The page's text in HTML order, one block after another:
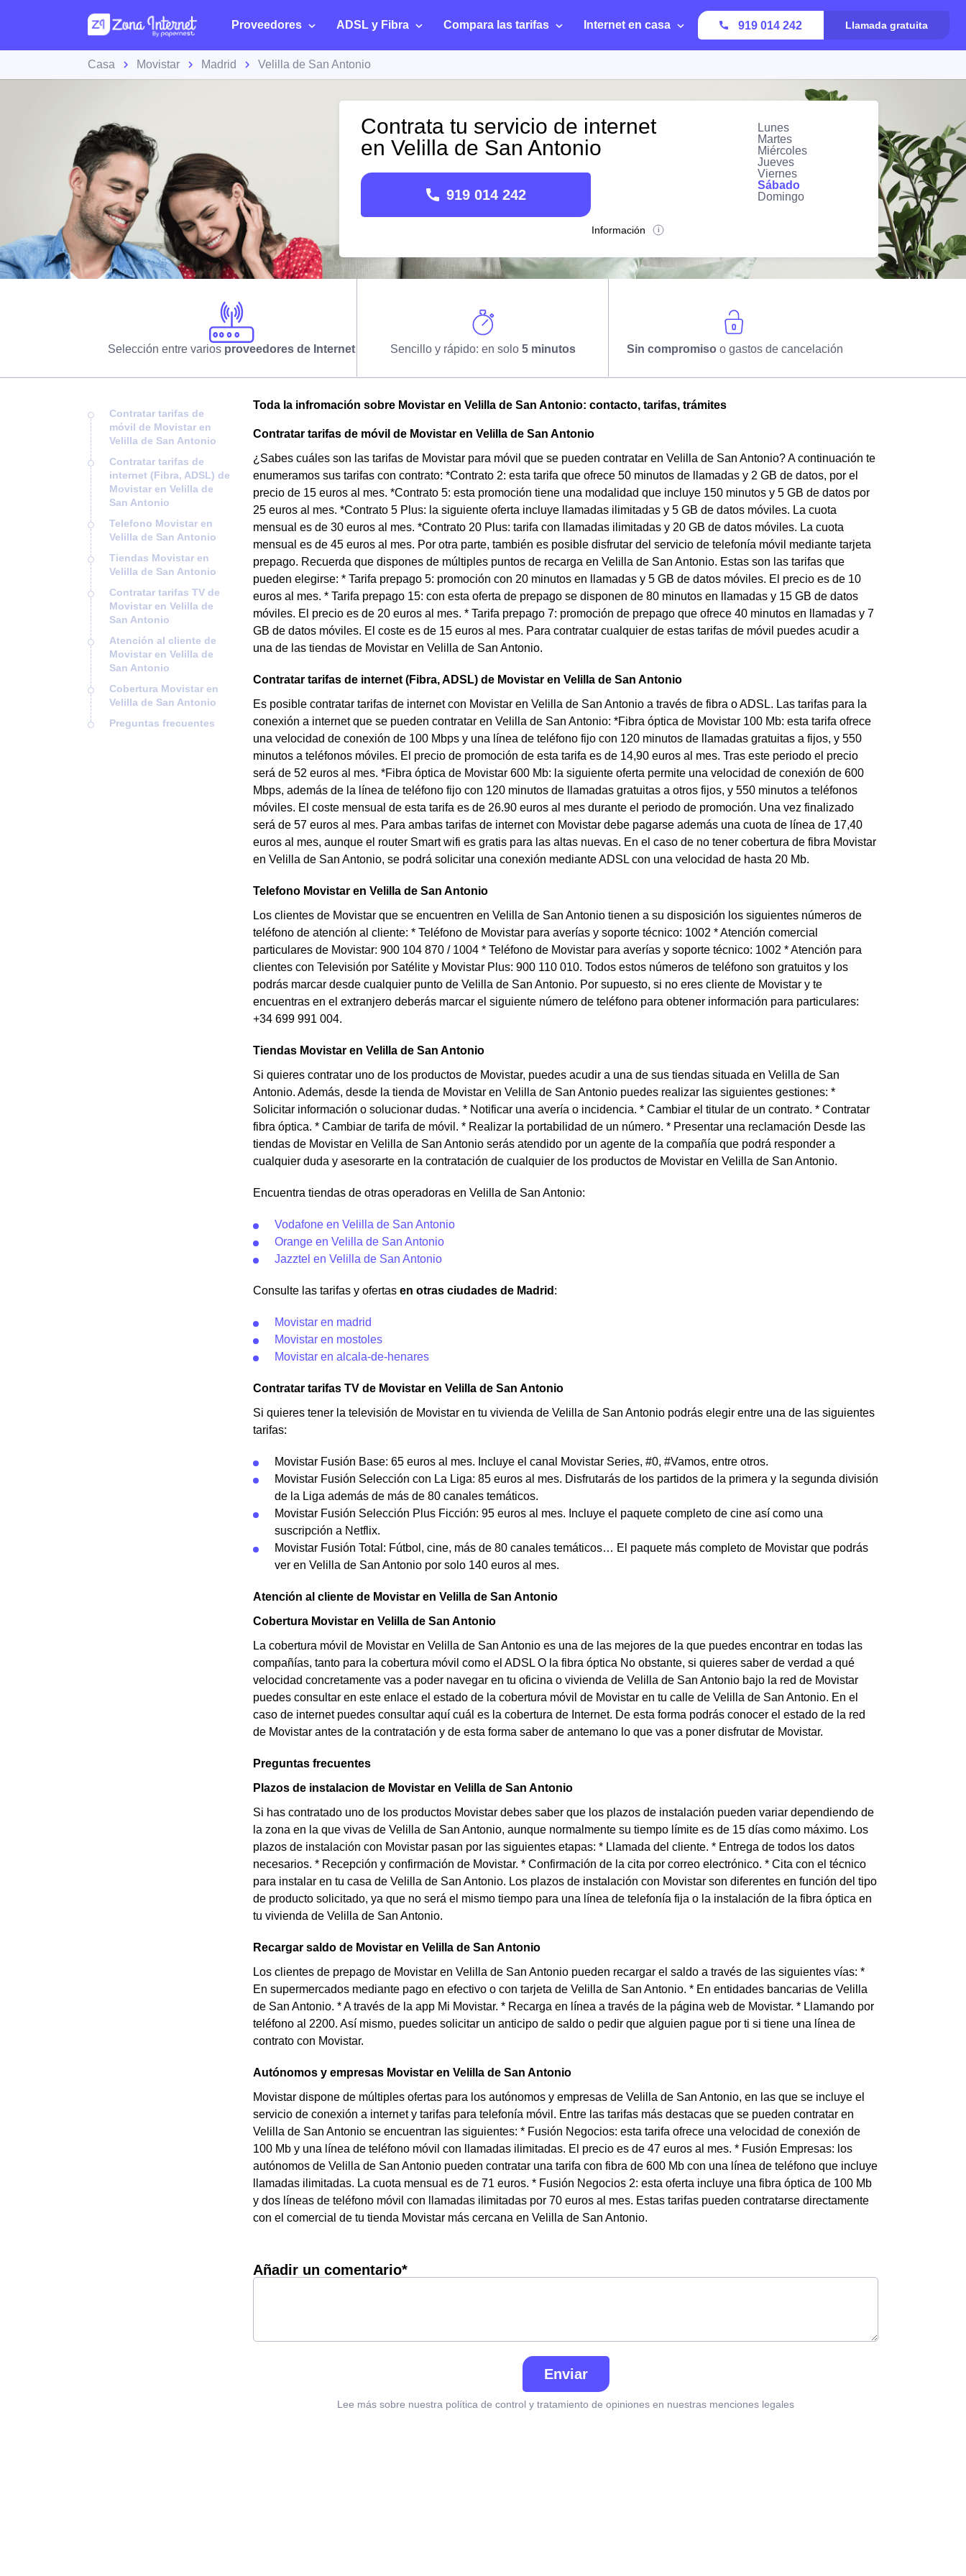
Proveedores ADSL y Fibra Compara las tarifas Internet en casa 919 014 242 Llamada gratuita
Casa Movistar Madrid Velilla de San Antonio
Contrata tu servicio de internet
en Velilla de San Antonio
919 014 242
Información
Lunes
Martes
Miércoles
Jueves
Viernes
Sábado
Domingo
Selección entre varios proveedores de Internet Sencillo y rápido: en solo 5 minutos Sin compromiso o gastos de cancelación
Contratar tarifas de
móvil de Movistar en
Velilla de San Antonio
Contratar tarifas de
internet (Fibra, ADSL) de
Movistar en Velilla de
San Antonio
Telefono Movistar en
Velilla de San Antonio
Tiendas Movistar en
Velilla de San Antonio
Contratar tarifas TV de
Movistar en Velilla de
San Antonio
Atención al cliente de
Movistar en Velilla de
San Antonio
Cobertura Movistar en
Velilla de San Antonio
Preguntas frecuentes
Toda la infromación sobre Movistar en Velilla de San Antonio: contacto, tarifas, trámites
Contratar tarifas de móvil de Movistar en Velilla de San Antonio
¿Sabes cuáles son las tarifas de Movistar para móvil que se pueden contratar en Velilla de San Antonio? A continuación te
enumeramos sus tarifas con contrato: *Contrato 2: esta tarifa que ofrece 50 minutos de llamadas y 2 GB de datos, por el
precio de 15 euros al mes. *Contrato 5: esta promoción tiene una modalidad que incluye 150 minutos y 5 GB de datos por
25 euros al mes. *Contrato 5 Plus: la siguiente oferta incluye llamadas ilimitadas y 5 GB de datos móviles. La cuota
mensual es de 30 euros al mes. *Contrato 20 Plus: tarifa con llamadas ilimitadas y 20 GB de datos móviles. La cuota
mensual es de 45 euros al mes. Por otra parte, también es posible disfrutar del servicio de telefonía móvil mediante tarjeta
prepago. Recuerda que dispones de múltiples puntos de recarga en Velilla de San Antonio. Estas son las tarifas que
pueden elegirse: * Tarifa prepago 5: promoción con 20 minutos en llamadas y 5 GB de datos móviles. El precio es de 10
euros al mes. * Tarifa prepago 15: con esta oferta de prepago se disponen de 80 minutos en llamadas y 15 GB de datos
móviles. El precio es de 20 euros al mes. * Tarifa prepago 7: promoción de prepago que ofrece 40 minutos en llamadas y 7
GB de datos móviles. El coste es de 15 euros al mes. Para contratar cualquier de estas tarifas de móvil puedes acudir a
una de las tiendas de Movistar en Velilla de San Antonio.
Contratar tarifas de internet (Fibra, ADSL) de Movistar en Velilla de San Antonio
Es posible contratar tarifas de internet con Movistar en Velilla de San Antonio a través de fibra o ADSL. Las tarifas para la
conexión a internet que se pueden contratar en Velilla de San Antonio: *Fibra óptica de Movistar 100 Mb: esta tarifa ofrece
una velocidad de conexión de 100 Mbps y una línea de teléfono fijo con 120 minutos de llamadas gratuitas a fijos, y 550
minutos a teléfonos móviles. El precio de promoción de esta tarifa es de 14,90 euros al mes. Tras este periodo el precio
será de 52 euros al mes. *Fibra óptica de Movistar 600 Mb: la siguiente oferta permite una velocidad de conexión de 600
Mbps, además de la línea de teléfono fijo con 120 minutos de llamadas gratuitas a otros fijos, y 550 minutos a teléfonos
móviles. El coste mensual de esta tarifa es de 26.90 euros al mes durante el periodo de promoción. Una vez finalizado
será de 57 euros al mes. Para ambas tarifas de internet con Movistar debe pagarse además una cuota de línea de 17,40
euros al mes, aunque el router Smart wifi es gratis para las altas nuevas. En el caso de no tener cobertura de fibra Movistar
en Velilla de San Antonio, se podrá solicitar una conexión mediante ADSL con una velocidad de hasta 20 Mb.
Telefono Movistar en Velilla de San Antonio
Los clientes de Movistar que se encuentren en Velilla de San Antonio tienen a su disposición los siguientes números de
teléfono de atención al cliente: * Teléfono de Movistar para averías y soporte técnico: 1002 * Atención comercial
particulares de Movistar: 900 104 870 / 1004 * Teléfono de Movistar para averías y soporte técnico: 1002 * Atención para
clientes con Televisión por Satélite y Movistar Plus: 900 110 010. Todos estos números de teléfono son gratuitos y los
podrás marcar desde cualquier punto de Velilla de San Antonio. Por supuesto, si no eres cliente de Movistar y te
encuentras en el extranjero deberás marcar el siguiente número de teléfono para obtener información para particulares:
+34 699 991 004.
Tiendas Movistar en Velilla de San Antonio
Si quieres contratar uno de los productos de Movistar, puedes acudir a una de sus tiendas situada en Velilla de San
Antonio. Además, desde la tienda de Movistar en Velilla de San Antonio puedes realizar las siguientes gestiones: *
Solicitar información o solucionar dudas. * Notificar una avería o incidencia. * Cambiar el titular de un contrato. * Contratar
fibra óptica. * Cambiar de tarifa de móvil. * Realizar la portabilidad de un número. * Presentar una reclamación Desde las
tiendas de Movistar en Velilla de San Antonio serás atendido por un agente de la compañía que podrá responder a
cualquier duda y asesorarte en la contratación de cualquier de los productos de Movistar en Velilla de San Antonio.
Encuentra tiendas de otras operadoras en Velilla de San Antonio:
Vodafone en Velilla de San Antonio
Orange en Velilla de San Antonio
Jazztel en Velilla de San Antonio
Consulte las tarifas y ofertas en otras ciudades de Madrid :
Movistar en madrid
Movistar en mostoles
Movistar en alcala-de-henares
Contratar tarifas TV de Movistar en Velilla de San Antonio
Si quieres tener la televisión de Movistar en tu vivienda de Velilla de San Antonio podrás elegir entre una de las siguientes
tarifas:
Movistar Fusión Base: 65 euros al mes. Incluye el canal Movistar Series, #0, #Vamos, entre otros.
Movistar Fusión Selección con La Liga: 85 euros al mes. Disfrutarás de los partidos de la primera y la segunda división
de la Liga además de más de 80 canales temáticos.
Movistar Fusión Selección Plus Ficción: 95 euros al mes. Incluye el paquete completo de cine así como una
suscripción a Netflix.
Movistar Fusión Total: Fútbol, cine, más de 80 canales temáticos… El paquete más completo de Movistar que podrás
ver en Velilla de San Antonio por solo 140 euros al mes.
Atención al cliente de Movistar en Velilla de San Antonio
Cobertura Movistar en Velilla de San Antonio
La cobertura móvil de Movistar en Velilla de San Antonio es una de las mejores de la que puedes encontrar en todas las
compañías, tanto para la cobertura móvil como el ADSL O la fibra óptica No obstante, si quieres saber de verdad a qué
velocidad concretamente vas a poder navegar en tu oficina o vivienda de Velilla de San Antonio bajo la red de Movistar
puedes consultar en este enlace el estado de la cobertura móvil de Movistar en tu calle de Velilla de San Antonio. En el
caso de internet puedes consultar aquí cuál es la cobertura de Internet. De esta forma podrás conocer el estado de la red
de Movistar antes de la contratación y de esta forma saber de antemano lo que vas a poner disfrutar de Movistar.
Preguntas frecuentes
Plazos de instalacion de Movistar en Velilla de San Antonio
Si has contratado uno de los productos Movistar debes saber que los plazos de instalación pueden variar dependiendo de
la zona en la que vivas de Velilla de San Antonio, aunque normalmente su tiempo límite es de 15 días como máximo. Los
plazos de instalación con Movistar pasan por las siguientes etapas: * Llamada del cliente. * Entrega de todos los datos
necesarios. * Recepción y confirmación de Movistar. * Confirmación de la cita por correo electrónico. * Cita con el técnico
para instalar en tu casa de Velilla de San Antonio. Los plazos de instalación con Movistar son diferentes en función del tipo
de producto solicitado, ya que no será el mismo tiempo para una línea de telefonía fija o la instalación de la fibra óptica en
tu vivienda de Velilla de San Antonio.
Recargar saldo de Movistar en Velilla de San Antonio
Los clientes de prepago de Movistar en Velilla de San Antonio pueden recargar el saldo a través de las siguientes vías: *
En supermercados mediante pago en efectivo o con tarjeta de Velilla de San Antonio. * En entidades bancarias de Velilla
de San Antonio. * A través de la app Mi Movistar. * Recarga en línea a través de la página web de Movistar. * Llamando por
teléfono al 2200. Así mismo, puedes solicitar un anticipo de saldo o pedir que alguien pague por ti si tiene una línea de
contrato con Movistar.
Autónomos y empresas Movistar en Velilla de San Antonio
Movistar dispone de múltiples ofertas para los autónomos y empresas de Velilla de San Antonio, en las que se incluye el
servicio de conexión a internet y tarifas para telefonía móvil. Entre las tarifas más destacas que se pueden contratar en
Velilla de San Antonio se encuentran las siguientes: * Fusión Negocios: esta tarifa ofrece una velocidad de conexión de
100 Mb y una línea de teléfono móvil con llamadas ilimitadas. El precio es de 47 euros al mes. * Fusión Empresas: los
autónomos de Velilla de San Antonio pueden contratar una tarifa con fibra de 600 Mb con una línea de teléfono que incluye
llamadas ilimitadas. La cuota mensual es de 71 euros. * Fusión Negocios 2: esta oferta incluye una fibra óptica de 100 Mb
y dos líneas de teléfono móvil con llamadas ilimitadas por 70 euros al mes. Estas tarifas pueden contratarse directamente
con el comercial de tu tienda Movistar más cercana en Velilla de San Antonio.
Añadir un comentario*
Enviar
Lee más sobre nuestra política de control y tratamiento de opiniones en nuestras menciones legales